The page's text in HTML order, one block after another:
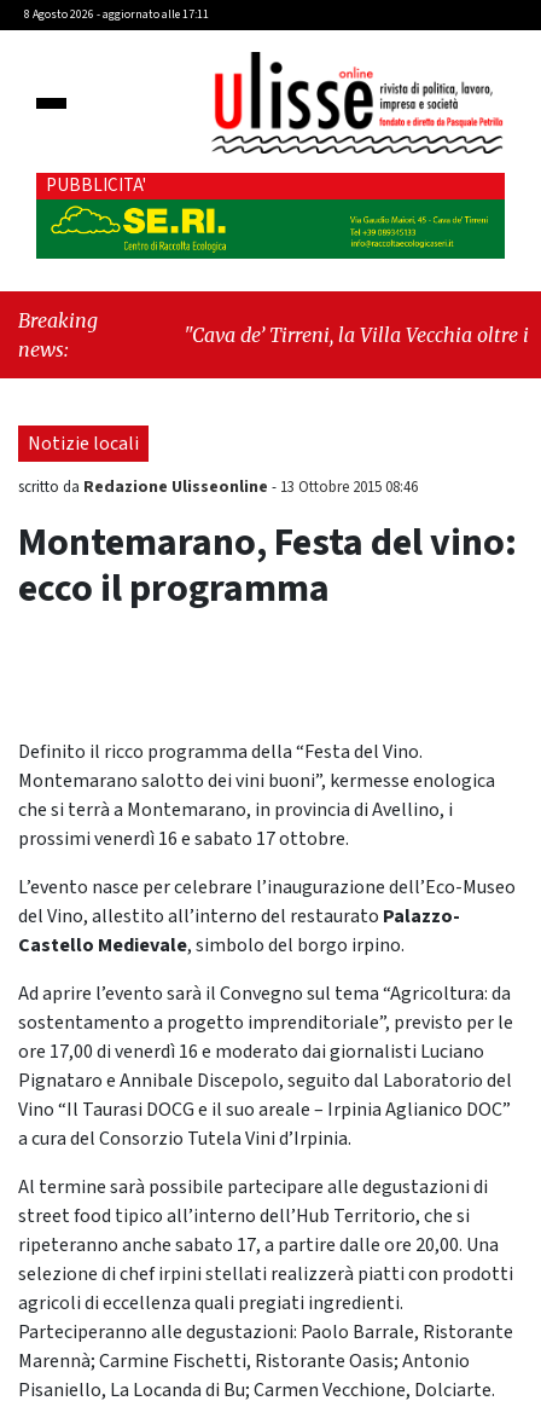
8 Agosto 2026 - aggiornato alle 17:11
PUBBLICITA'
Breaking
news:
"Cava de’ Tirreni, la Villa Vecchia oltre i
seduta consiliare: “Serve chiarezza!”"
Notizie locali
scritto da Redazione Ulisseonline - 13 Ottobre 2015 08:46
Montemarano, Festa del vino:
ecco il programma
Definito il ricco programma della “Festa del Vino.
Montemarano salotto dei vini buoni”, kermesse enologica
che si terrà a Montemarano, in provincia di Avellino, i
prossimi venerdì 16 e sabato 17 ottobre.
L’evento nasce per celebrare l’inaugurazione dell’Eco-Museo
del Vino, allestito all’interno del restaurato Palazzo-
Castello Medievale, simbolo del borgo irpino.
Ad aprire l’evento sarà il Convegno sul tema “Agricoltura: da
sostentamento a progetto imprenditoriale”, previsto per le
ore 17,00 di venerdì 16 e moderato dai giornalisti Luciano
Pignataro e Annibale Discepolo, seguito dal Laboratorio del
Vino “Il Taurasi DOCG e il suo areale – Irpinia Aglianico DOC”
a cura del Consorzio Tutela Vini d’Irpinia.
Al termine sarà possibile partecipare alle degustazioni di
street food tipico all’interno dell’Hub Territorio, che si
ripeteranno anche sabato 17, a partire dalle ore 20,00. Una
selezione di chef irpini stellati realizzerà piatti con prodotti
agricoli di eccellenza quali pregiati ingredienti.
Parteciperanno alle degustazioni: Paolo Barrale, Ristorante
Marennà; Carmine Fischetti, Ristorante Oasis; Antonio
Pisaniello, La Locanda di Bu; Carmen Vecchione, Dolciarte.